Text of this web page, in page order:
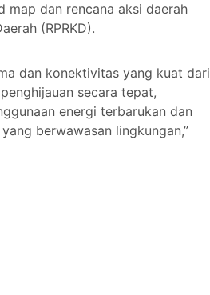
map dan rencana aksi daerah
(RPRKD).
dan konektivitas yang kuat dari
secara tepat,
energi terbarukan dan
berwawasan lingkungan,”